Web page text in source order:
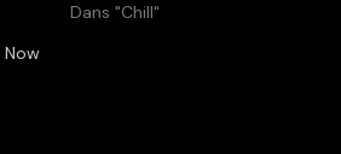
Dans "Chill"
Now